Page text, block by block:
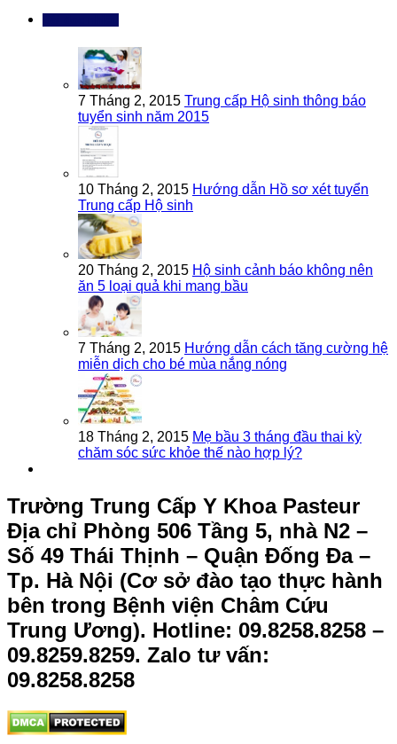
7 Tháng 2, 2015 Trung cấp Hộ sinh thông báo
tuyển sinh năm 2015
10 Tháng 2, 2015 Hướng dẫn Hồ sơ xét tuyển
Trung cấp Hộ sinh
20 Tháng 2, 2015 Hộ sinh cảnh báo không nên
ăn 5 loại quả khi mang bầu
7 Tháng 2, 2015 Hướng dẫn cách tăng cường hệ
miễn dịch cho bé mùa nắng nóng
18 Tháng 2, 2015 Mẹ bầu 3 tháng đầu thai kỳ
chăm sóc sức khỏe thế nào hợp lý?
Trường Trung Cấp Y Khoa Pasteur
Địa chỉ Phòng 506 Tầng 5, nhà N2 –
Số 49 Thái Thịnh – Quận Đống Đa –
Tp. Hà Nội (Cơ sở đào tạo thực hành
bên trong Bệnh viện Châm Cứu
Trung Ương). Hotline: 09.8258.8258 –
09.8259.8259. Zalo tư vấn:
09.8258.8258